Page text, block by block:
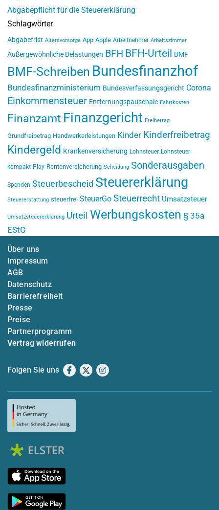
Abgabepflicht für die Steuererklärung
Schlagwörter
Abgabefrist Altersvorsorge App Apple Arbeitnehmer Arbeitszimmer
Außergewöhnliche Belastungen BFH BFH-Urteil BMF
BMF-Schreiben Bundesfinanzhof
Bundesfinanzministerium Bundesverfassungsgericht Corona
Einkommensteuer Entfernungspauschale Fahrtkosten
Finanzamt Finanzgericht Freibetrag
Grundfreibetrag Handwerkerleistungen Kinder Kinderfreibetrag
Kindergeld Krankenversicherung Lohnsteuer Lohnsteuer
kompakt Play Rentenversicherung Scheidung Sonderausgaben
Spenden Steuerbescheid Steuererklärung
Steuererstattung steuerfrei SteuerGo Steuerrecht Umsatzsteuer
Umsatzsteuererklärung Urteil Werbungskosten § 35a
EStG
Über uns
Impressum
AGB
Datenschutz
Barrierefreiheit
Presse
Preise
Partnerprogramm
Vertrag widerrufen
Folgen Sie uns Facebook
X Instagram